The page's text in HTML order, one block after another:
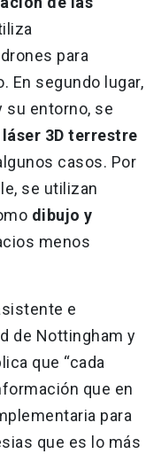
para
En segundo lugar,
su entorno, se
3D terrestre
casos. Por
se utilizan
dibujo y
menos
e
de Nottingham y
que “cada
que en
para
que es lo más